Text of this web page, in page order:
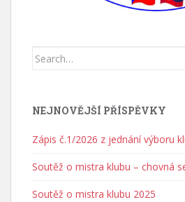
Search for:
NEJNOVĚJŠÍ PŘÍSPĚVKY
Zápis č.1/2026 z jednání výboru
Soutěž o mistra klubu – chovná
Soutěž o mistra klubu 2025